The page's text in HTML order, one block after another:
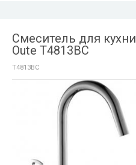
Смеситель для кухни
Oute T4813BC
T4813BC